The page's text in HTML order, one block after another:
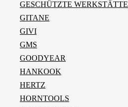
GESCHÜTZTE WERKSTÄTTE
GITANE
GIVI
GMS
GOODYEAR
HANKOOK
HERTZ
HORNTOOLS